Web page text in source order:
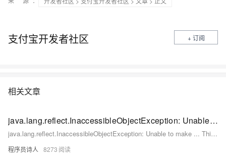
支付宝开发者社区 + 订阅
相关文章
java.lang.reflect.InaccessibleObjectException: Unable to make
java.lang.reflect.InaccessibleObjectException: Unable to make ... This exception occurs in a wide variety of scenarios when running an application on Java 9.
程序员诗人 8273